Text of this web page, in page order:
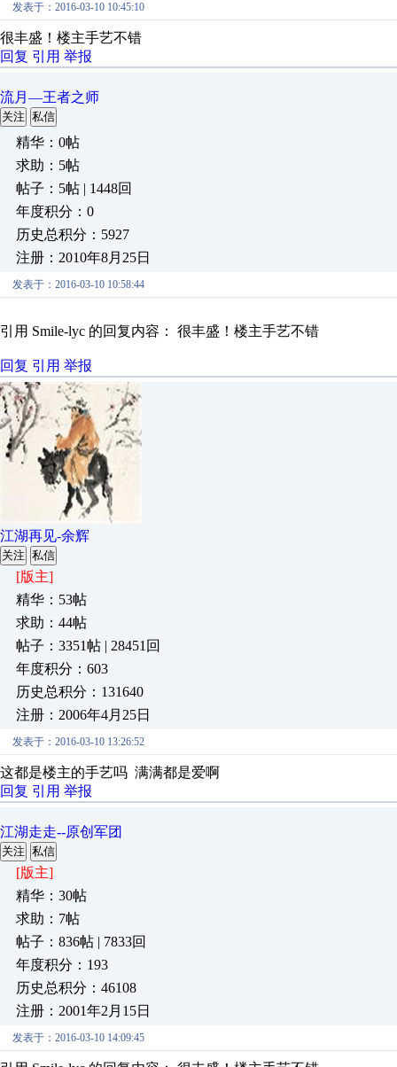
发表于：2016-03-10 10:45:10
很丰盛！楼主手艺不错
回复 引用 举报
流月—王者之师
关注 私信
精华：0帖
求助：5帖
帖子：5帖 | 1448回
年度积分：0
历史总积分：5927
注册：2010年8月25日
发表于：2016-03-10 10:58:44
引用 Smile-lyc 的回复内容： 很丰盛！楼主手艺不错
回复 引用 举报
江湖再见-余辉
关注 私信
[版主]
精华：53帖
求助：44帖
帖子：3351帖 | 28451回
年度积分：603
历史总积分：131640
注册：2006年4月25日
发表于：2016-03-10 13:26:52
这都是楼主的手艺吗 满满都是爱啊
回复 引用 举报
江湖走走--原创军团
关注 私信
[版主]
精华：30帖
求助：7帖
帖子：836帖 | 7833回
年度积分：193
历史总积分：46108
注册：2001年2月15日
发表于：2016-03-10 14:09:45